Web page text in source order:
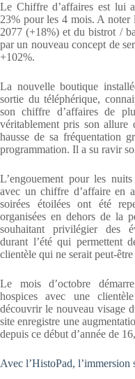
Le Chiffre d’affaires est lui
23% pour les 4 mois. A noter
2077 (+18%) et du bistrot /
par un nouveau concept de
+102%.
La nouvelle boutique
sortie du téléphérique,
son chiffre d’affaires de
véritablement pris son allure
hausse de sa fréquentation
programmation. Il a su ravir
L’engouement pour les
avec un chiffre d’affaire en
soirées étoilées ont été
organisées en dehors de la
souhaitant privilégier des
durant l’été qui permettent
clientèle qui ne serait peut-
Le mois d’octobre
hospices avec une
découvrir le nouveau visage
site enregistre une
depuis ce début d’année de
Avec l’HistoPad, l’immersion